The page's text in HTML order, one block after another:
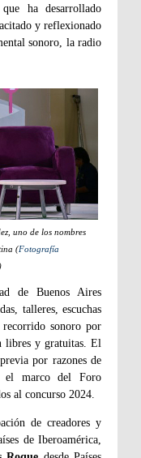
ha desarrollado
y reflexionado
sonoro, la radio
uno de los nombres
(Fotografía
)
de Buenos Aires
talleres, escuchas
sonoro por
libres y gratuitas. El
por razones de
marco del Foro
al concurso 2024.
de creadores y
de Iberoamérica,